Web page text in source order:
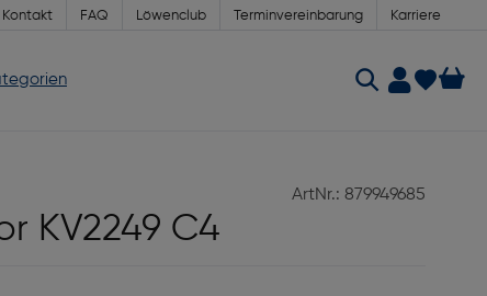
Kontakt FAQ Löwenclub Terminvereinbarung Karriere
ArtNr.: 879949685
KV2249 C4